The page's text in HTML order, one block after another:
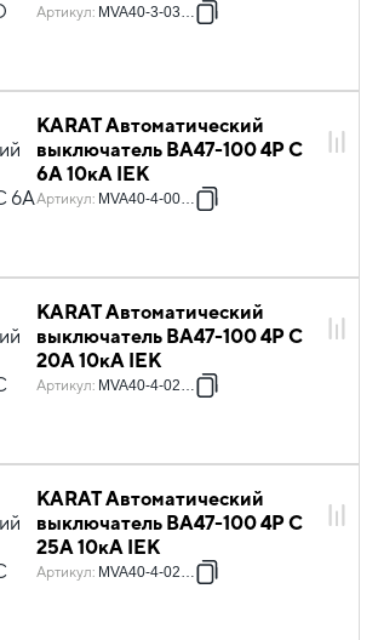
Артикул: MVA40-3-035-D
KARAT Автоматический
выключатель ВА47-100 4P C
6А 10кА IEK
Артикул: MVA40-4-006-C
KARAT Автоматический
выключатель ВА47-100 4P C
20А 10кА IEK
Артикул: MVA40-4-020-C
KARAT Автоматический
выключатель ВА47-100 4P C
25А 10кА IEK
Артикул: MVA40-4-025-C